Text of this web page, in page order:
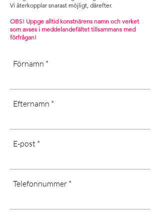
the recipient.
your request]
chemicals, long-term exposure in
cold or wet areas, as well as direct
sunlight may affect the quality of the
art]
Vi återkopplar snarast möjligt, därefter. ​
OBS! Uppge alltid konstnärens namn och verket
som avses i meddelandefältet tillsammans med
förfrågan!
Förnamn
Efternamn
E-post
Telefonnummer